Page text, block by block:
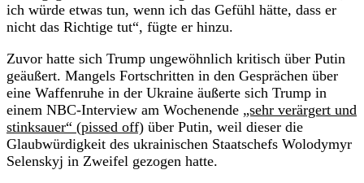
ich würde etwas tun, wenn ich das Gefühl hätte, dass er
nicht das Richtige tut“, fügte er hinzu.
Zuvor hatte sich Trump ungewöhnlich kritisch über Putin
geäußert. Mangels Fortschritten in den Gesprächen über
eine Waffenruhe in der Ukraine äußerte sich Trump in
einem NBC-Interview am Wochenende „sehr verärgert und
stinksauer“ (pissed off) über Putin, weil dieser die
Glaubwürdigkeit des ukrainischen Staatschefs Wolodymyr
Selenskyj in Zweifel gezogen hatte.